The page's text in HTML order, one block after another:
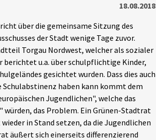
18.08.2018
über die gemeinsame Sitzung des
der Stadt wenige Tage zuvor.
Torgau Nordwest, welcher als sozialer
u.a. über schulpflichtige Kinder,
gesichtet wurden. Dass dies auch
haben kann kommt dem
Jugendlichen", welche das
das Problem. Ein Grünen-Stadtrat
in Stand setzen, da die Jugendlichen
äußert sich einerseits differenzierend